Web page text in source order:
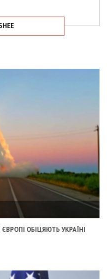
ОБІЦЯЮТЬ УКРАЇНІ